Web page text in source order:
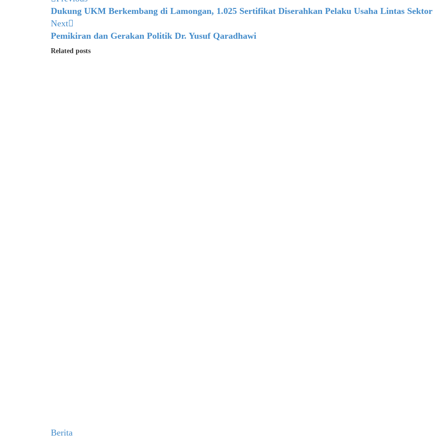
Dukung UKM Berkembang di Lamongan, 1.025 Sertifikat Diserahkan Pelaku Usaha Lintas Sektor
Next
Pemikiran dan Gerakan Politik Dr. Yusuf Qaradhawi
Related posts
Berita